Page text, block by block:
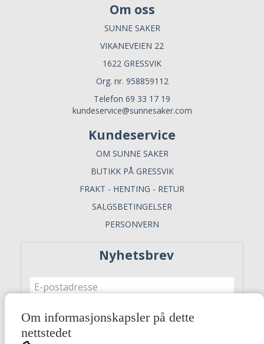
Om oss
SUNNE SAKER
VIKANEVEIEN 22
1622 GRESSVIK
Org. nr. 958859112
Telefon 69 33 17 19
kundeservice@sunnesaker.com
Kundeservice
OM SUNNE SAKER
BUTIKK PÅ GRESSVIK
FRAKT - HENTING - RETUR
SALGSBETINGELSER
PERSONVERN
Nyhetsbrev
Meld meg på
Om informasjonskapsler på dette
nettstedet